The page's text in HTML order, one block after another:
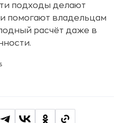
подходы делают
помогают владельцам
расчёт даже в